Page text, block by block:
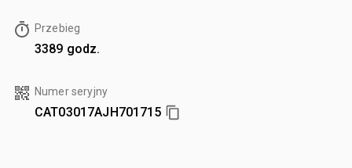
Przebieg
3389 godz.
Numer seryjny
CAT03017AJH701715